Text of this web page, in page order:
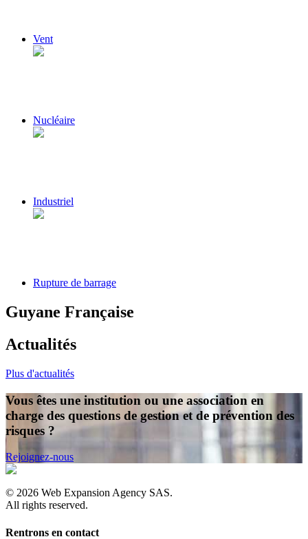
Vent
Nucléaire
Industriel
Rupture de barrage
Guyane Française
Actualités
Plus d'actualités
Vous êtes une institution ou une association en
charge des questions de gestion et de prévention des
risques ?
Rejoignez-nous
© 2026 Web Expansion Agency SAS.
All rights reserved.
Rentrons en contact